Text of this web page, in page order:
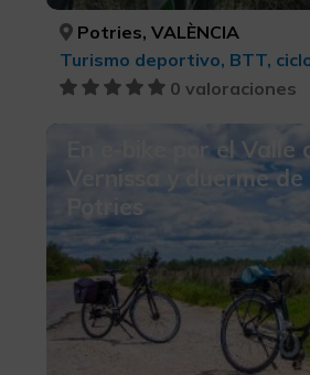
Potries, VALÈNCIA
0 valoraciones
En e-bike por el Valle
Vernissa y duerme de
Potries